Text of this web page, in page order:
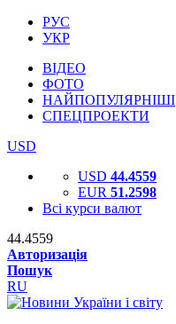
РУС
УКР
ВІДЕО
ФОТО
НАЙПОПУЛЯРНІШІ
СПЕЦПРОЕКТИ
USD
USD 44.4559
EUR 51.2598
Всі курси валют
44.4559
Авторизація
Пошук
RU